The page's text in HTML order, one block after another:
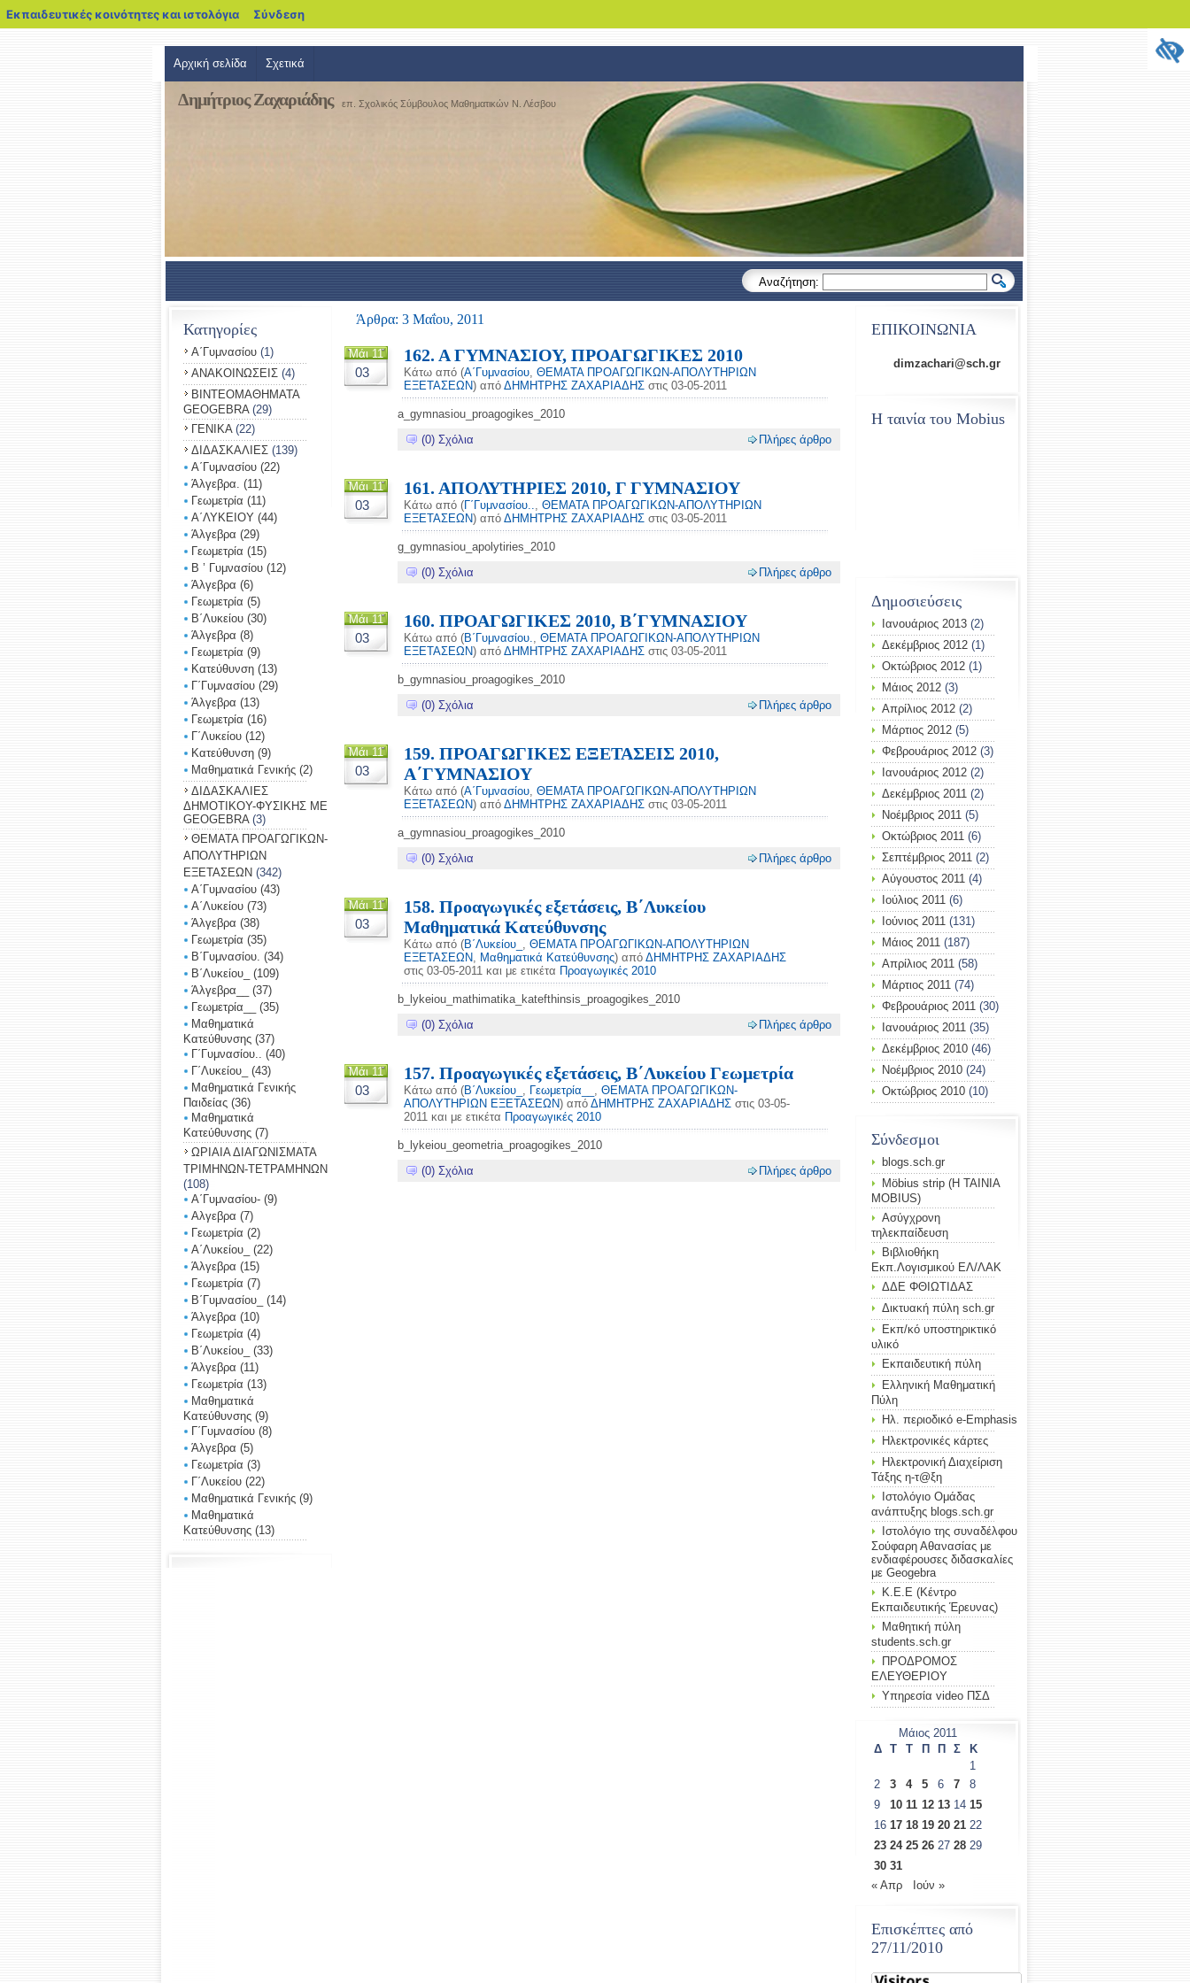
Εκπαιδευτικές κοινότητες και ιστολόγια blogs.sch.gr
Σύνδεση
Αρχική σελίδα Σχετικά
Δημήτριος Ζαχαριάδης επ. Σχολικός Σύμβουλος Μαθηματικών Ν. Λέσβου
Αναζήτηση:
Κατηγορίες
Α΄Γυμνασίου (1)
ΑΝΑΚΟΙΝΩΣΕΙΣ (4)
ΒΙΝΤΕΟΜΑΘΗΜΑΤΑ
GEOGEBRA(29)
ΓΕΝΙΚΑ(22)
ΔΙΔΑΣΚΑΛΙΕΣ (139)
Α΄Γυμνασίου (22)
Άλγεβρα. (11)
Γεωμετρία (11)
Α΄ΛΥΚΕΙΟΥ (44)
Άλγεβρα (29)
Γεωμετρία (15)
Β ’ Γυμνασίου (12)
Άλγεβρα (6)
Γεωμετρία (5)
Β΄Λυκείου (30)
Άλγεβρα (8)
Γεωμετρία (9)
Κατεύθυνση (13)
Γ΄Γυμνασίου (29)
Άλγεβρα (13)
Γεωμετρία (16)
Γ΄Λυκείου (12)
Κατεύθυνση (9)
Μαθηματικά Γενικής (2)
ΔΙΔΑΣΚΑΛΙΕΣ
ΔΗΜΟΤΙΚΟΥ-ΦΥΣΙΚΗΣ ΜΕ
GEOGEBRA(3)
ΘΕΜΑΤΑ ΠΡΟΑΓΩΓΙΚΩΝ-
ΑΠΟΛΥΤΗΡΙΩΝ
ΕΞΕΤΑΣΕΩΝ (342)
Α΄Γυμνασίου (43)
Α΄Λυκείου (73)
Άλγεβρα (38)
Γεωμετρία (35)
Β΄Γυμνασίου. (34)
Β΄Λυκείου_
(109)
Άλγεβρα__
(37)
Γεωμετρία__
(35)
Μαθηματικά
Κατεύθυνσης (37)
Γ΄Γυμνασίου.. (40)
Γ΄Λυκείoυ_
(43)
Μαθηματικά Γενικής
Παιδείας (36)
Μαθηματικά
Κατεύθυνσης (7)
ΩΡΙΑΙΑ ΔΙΑΓΩΝΙΣΜΑΤΑ
ΤΡΙΜΗΝΩΝ-ΤΕΤΡΑΜΗΝΩΝ
(108)
Α΄Γυμνασίου- (9)
Αλγεβρα (7)
Γεωμετρία (2)
Α΄Λυκείου_
(22)
Άλγεβρα (15)
Γεωμετρία (7)
Β΄Γυμνασίου_
(14)
Άλγεβρα (10)
Γεωμετρία (4)
Β΄Λυκείου_
(33)
Άλγεβρα (11)
Γεωμετρία (13)
Μαθηματικά
Κατεύθυνσης (9)
Γ΄Γυμνασίου (8)
Άλγεβρα (5)
Γεωμετρία (3)
Γ΄Λυκείου (22)
Μαθηματικά Γενικής (9)
Μαθηματικά
Κατεύθυνσης (13)
Άρθρα: 3 Μαΐου, 2011
Μάι 11
03
162. Α ΓΥΜΝΑΣΙΟΥ, ΠΡΟΑΓΩΓΙΚΕΣ 2010
Κάτω από (Α΄Γυμνασίου, ΘΕΜΑΤΑ ΠΡΟΑΓΩΓΙΚΩΝ-ΑΠΟΛΥΤΗΡΙΩΝ
ΕΞΕΤΑΣΕΩΝ) από ΔΗΜΗΤΡΗΣ ΖΑΧΑΡΙΑΔΗΣ στις 03-05-2011
a_gymnasiou_proagogikes_2010
(0) Σχόλια
Πλήρες άρθρο
Μάι 11
03
161. ΑΠΟΛΥΤΗΡΙΕΣ 2010, Γ ΓΥΜΝΑΣΙΟΥ
Κάτω από (Γ΄Γυμνασίου.., ΘΕΜΑΤΑ ΠΡΟΑΓΩΓΙΚΩΝ-ΑΠΟΛΥΤΗΡΙΩΝ
ΕΞΕΤΑΣΕΩΝ) από ΔΗΜΗΤΡΗΣ ΖΑΧΑΡΙΑΔΗΣ στις 03-05-2011
g_gymnasiou_apolytiries_2010
(0) Σχόλια
Πλήρες άρθρο
Μάι 11
03
160. ΠΡΟΑΓΩΓΙΚΕΣ 2010, Β΄ΓΥΜΝΑΣΙΟΥ
Κάτω από (Β΄Γυμνασίου., ΘΕΜΑΤΑ ΠΡΟΑΓΩΓΙΚΩΝ-ΑΠΟΛΥΤΗΡΙΩΝ
ΕΞΕΤΑΣΕΩΝ) από ΔΗΜΗΤΡΗΣ ΖΑΧΑΡΙΑΔΗΣ στις 03-05-2011
b_gymnasiou_proagogikes_2010
(0) Σχόλια
Πλήρες άρθρο
Μάι 11
03
159. ΠΡΟΑΓΩΓΙΚΕΣ ΕΞΕΤΑΣΕΙΣ 2010,
Α΄ΓΥΜΝΑΣΙΟΥ
Κάτω από (Α΄Γυμνασίου, ΘΕΜΑΤΑ ΠΡΟΑΓΩΓΙΚΩΝ-ΑΠΟΛΥΤΗΡΙΩΝ
ΕΞΕΤΑΣΕΩΝ) από ΔΗΜΗΤΡΗΣ ΖΑΧΑΡΙΑΔΗΣ στις 03-05-2011
a_gymnasiou_proagogikes_2010
(0) Σχόλια
Πλήρες άρθρο
Μάι 11
03
158. Προαγωγικές εξετάσεις, Β΄Λυκείου
Μαθηματικά Κατεύθυνσης
Κάτω από (Β΄Λυκείου_ , ΘΕΜΑΤΑ ΠΡΟΑΓΩΓΙΚΩΝ-ΑΠΟΛΥΤΗΡΙΩΝ
ΕΞΕΤΑΣΕΩΝ, Μαθηματικά Κατεύθυνσης) από ΔΗΜΗΤΡΗΣ ΖΑΧΑΡΙΑΔΗΣ
στις 03-05-2011 και με ετικέτα Προαγωγικές 2010
b_lykeiou_mathimatika_katefthinsis_proagogikes_2010
(0) Σχόλια
Πλήρες άρθρο
Μάι 11
03
157. Προαγωγικές εξετάσεις, Β΄Λυκείου Γεωμετρία
Κάτω από (Β΄Λυκείου_ , Γεωμετρία__ , ΘΕΜΑΤΑ ΠΡΟΑΓΩΓΙΚΩΝ-
ΑΠΟΛΥΤΗΡΙΩΝ ΕΞΕΤΑΣΕΩΝ) από ΔΗΜΗΤΡΗΣ ΖΑΧΑΡΙΑΔΗΣ στις 03-05-
2011 και με ετικέτα Προαγωγικές 2010
b_lykeiou_geometria_proagogikes_2010
(0) Σχόλια
Πλήρες άρθρο
ΕΠΙΚΟΙΝΩΝΙΑ
dimzachari@sch.gr
Η ταινία του Mobius
Δημοσιεύσεις
Ιανουάριος 2013 (2)
Δεκέμβριος 2012 (1)
Οκτώβριος 2012 (1)
Μάιος 2012 (3)
Απρίλιος 2012 (2)
Μάρτιος 2012 (5)
Φεβρουάριος 2012 (3)
Ιανουάριος 2012 (2)
Δεκέμβριος 2011 (2)
Νοέμβριος 2011 (5)
Οκτώβριος 2011 (6)
Σεπτέμβριος 2011 (2)
Αύγουστος 2011 (4)
Ιούλιος 2011 (6)
Ιούνιος 2011 (131)
Μάιος 2011 (187)
Απρίλιος 2011 (58)
Μάρτιος 2011 (74)
Φεβρουάριος 2011 (30)
Ιανουάριος 2011 (35)
Δεκέμβριος 2010 (46)
Νοέμβριος 2010 (24)
Οκτώβριος 2010 (10)
Σύνδεσμοι
blogs.sch.gr
Möbius strip (Η ΤΑΙΝΙΑ
MOBIUS)
Ασύγχρονη
τηλεκπαίδευση
Βιβλιοθήκη
Εκπ.Λογισμικού ΕΛ/ΛΑΚ
ΔΔΕ ΦΘΙΩΤΙΔΑΣ
Δικτυακή πύλη sch.gr
Εκπ/κό υποστηρικτικό
υλικό
Εκπαιδευτική πύλη
Ελληνική Μαθηματική
Πύλη
Ηλ. περιοδικό e-Emphasis
Ηλεκτρονικές κάρτες
Ηλεκτρονική Διαχείριση
Τάξης η-τ@ξη
Ιστολόγιο Ομάδας
ανάπτυξης blogs.sch.gr
Ιστολόγιο της συναδέλφου
Σούφαρη Αθανασίας με
ενδιαφέρουσες διδασκαλίες
με Geogebra
Κ.Ε.Ε (Κέντρο
Εκπαιδευτικής Έρευνας)
Μαθητική πύλη
students.sch.gr
ΠΡΟΔΡΟΜΟΣ
ΕΛΕΥΘΕΡΙΟΥ
Υπηρεσία video ΠΣΔ
Μάιος 2011
Δ Τ Τ Π Π Σ
Κ
1
2
3 4 5 6 7
8
9
10 11 12 13 14 15
16 17 18 19 20 21 22
23 24 25 26 27 28 29
30 31
« Απρ
Ιούν »
Επισκέπτες από
27/11/2010